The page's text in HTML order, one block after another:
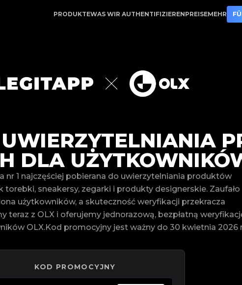
PRODUKTEWAS WIR AUTHENTIFIZIERENPREISEMEHR
DLA
nr 1 najczęściej pobierana do uwierzytelniania produktów
torebki, sneakersy, zegarki i produkty designerskie. Zaufało
użytkowników, a skuteczność weryfikacji przekracza
teraz z OLX i oferujemy jednorazową, bezpłatną
OLX.Kod promocyjny jest ważny do 30 kwietnia 2026
KOD PROMOCYJNY